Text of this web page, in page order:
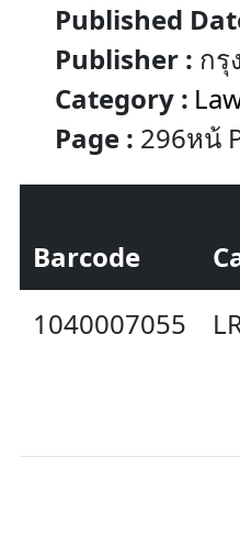
Published
Publisher : กรุ
Category :
Page : 296หน้
Barcode
1040007055